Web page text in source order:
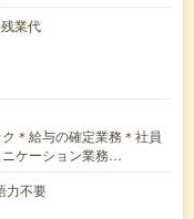
業代
＊給与の確定業務＊社員
ケーション業務…
力不要